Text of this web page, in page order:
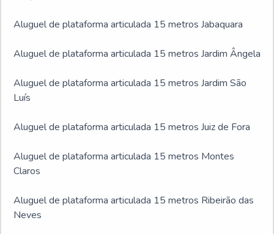
Aluguel de plataforma articulada 15 metros Jabaquara
Aluguel de plataforma articulada 15 metros Jardim Ângela
Aluguel de plataforma articulada 15 metros Jardim São
Luís
Aluguel de plataforma articulada 15 metros Juiz de Fora
Aluguel de plataforma articulada 15 metros Montes
Claros
Aluguel de plataforma articulada 15 metros Ribeirão das
Neves